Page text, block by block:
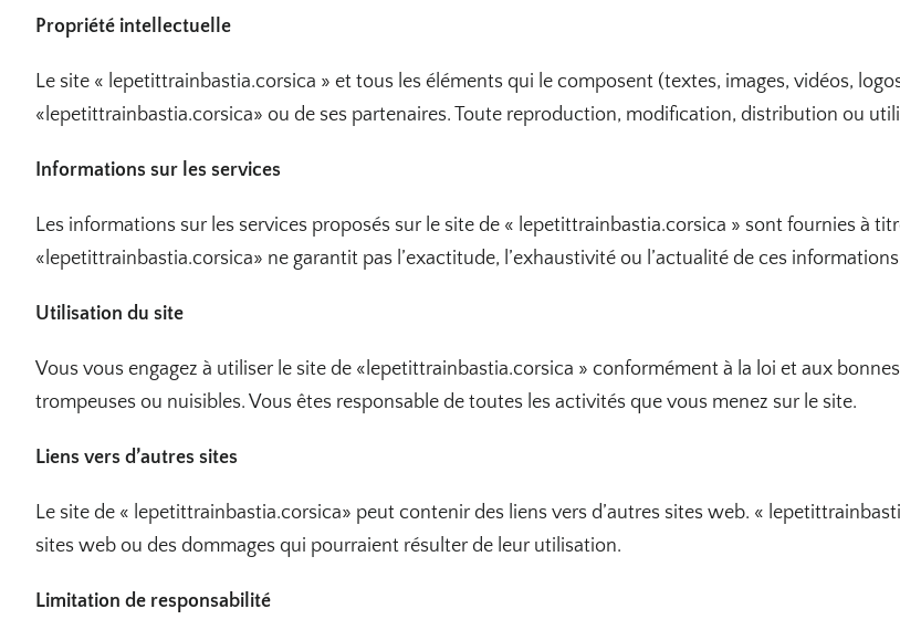
Propriété intellectuelle
Le site « lepetittrainbastia.corsica » et tous les éléments qui le composent (textes, images, vidéos,
«lepetittrainbastia.corsica» ou de ses partenaires. Toute reproduction, modification, distribution ou
Informations sur les services
Les informations sur les services proposés sur le site de « lepetittrainbastia.corsica » sont fournies à
«lepetittrainbastia.corsica» ne garantit pas l’exactitude, l’exhaustivité ou l’actualité de ces
Utilisation du site
Vous vous engagez à utiliser le site de «lepetittrainbastia.corsica » conformément à la loi et aux
trompeuses ou nuisibles. Vous êtes responsable de toutes les activités que vous menez sur le site.
Liens vers d’autres sites
Le site de « lepetittrainbastia.corsica» peut contenir des liens vers d’autres sites web. «
sites web ou des dommages qui pourraient résulter de leur utilisation.
Limitation de responsabilité